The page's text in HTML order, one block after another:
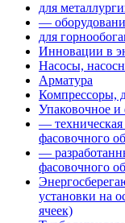
для
—
для
Инновации в
Насосы,
Арматура
Компрессоры,
Упаковочное и
—
фасовочного
—
фасовочного
установки на
ячеек)